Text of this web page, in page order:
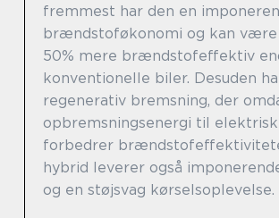
fremmest har den en
brændstoføkonomi og kan
50% mere brændstofeffektiv
konventionelle biler. Desuden
regenerativ bremsning, der
opbremsningsenergi til
forbedrer
hybrid leverer også
og en støjsvag kørselsoplevelse.